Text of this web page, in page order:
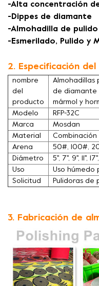
-Alta concentración
-Dippes de diamante
-Almohadilla de
-Esmerilado, Pulido y
2. Especificación
nombre
del
producto
Almohadillas
de diamante
mármol y
Modelo
RFP-32C
Marca
Mosdan
Material
Arena
50#, 100#,
Diámetro
5'', 7'', 9'', 11'',
Uso
Uso húmedo
Solicitud
Pulidoras de
3. Fabricación de